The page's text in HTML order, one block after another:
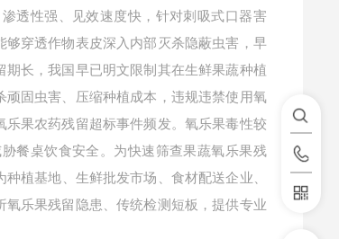
透性强、见效速度快，针对刺吸式口器害
穿透作物表皮深入内部灭杀隐蔽虫害，早
长，我国早已明文限制其在生鲜果蔬种植
固虫害、压缩种植成本，违规违禁使用氧
果农药残留超标事件频发。氧乐果毒性较
餐桌饮食安全。为快速筛查果蔬氧乐果残
种植基地、生鲜批发市场、食材配送企业、
乐果残留隐患、传统检测短板，提供专业